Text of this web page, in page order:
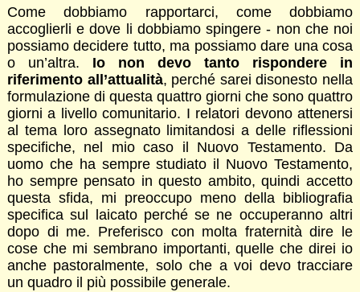
Come dobbiamo rapportarci, come dobbiamo
accoglierli e dove li dobbiamo spingere - non che noi
possiamo decidere tutto, ma possiamo dare una cosa
o un’altra. Io non devo tanto rispondere in
riferimento all’attualità, perché sarei disonesto nella
formulazione di questa quattro giorni che sono quattro
giorni a livello comunitario. I relatori devono attenersi
al tema loro assegnato limitandosi a delle riflessioni
specifiche, nel mio caso il Nuovo Testamento. Da
uomo che ha sempre studiato il Nuovo Testamento,
ho sempre pensato in questo ambito, quindi accetto
questa sfida, mi preoccupo meno della bibliografia
specifica sul laicato perché se ne occuperanno altri
dopo di me. Preferisco con molta fraternità dire le
cose che mi sembrano importanti, quelle che direi io
anche pastoralmente, solo che a voi devo tracciare
un quadro il più possibile generale.